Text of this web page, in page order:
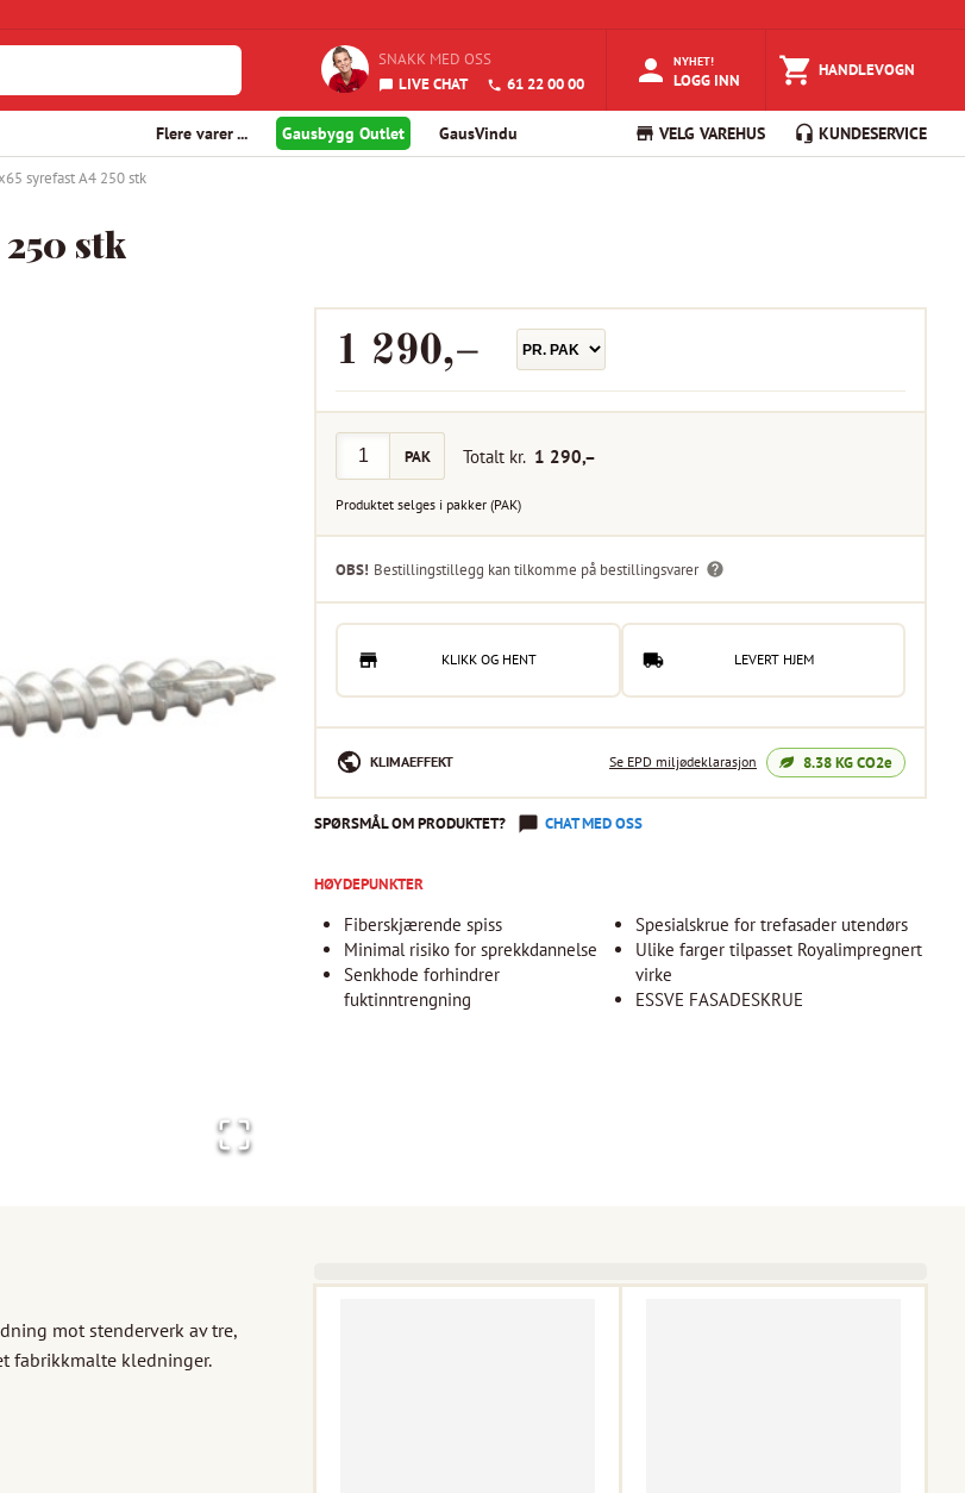
SNAKK MED OSS
LIVE CHAT
61 22 00 00
NYHET!
LOGG INN HANDLEVOGN
Flere varer ... Gausbygg Outlet GausVindu VELG VAREHUS KUNDESERVICE
syrefast A4 250 stk
stk
1 290,–
PAK Totalt kr. 1 290,–
Produktet selges i pakker (PAK)
OBS! Bestillingstillegg kan tilkomme på bestillingsvarer
KLIKK OG HENT LEVERT HJEM
KLIMAEFFEKT Se EPD miljødeklarasjon 8.38KG CO2e
SPØRSMÅL OM PRODUKTET? CHAT MED OSS
HØYDEPUNKTER
Fiberskjærende spiss
Minimal risiko for sprekkdannelse
Senkhode forhindrer
fuktinntrengning
Spesialskrue for trefasader utendørs
Ulike farger tilpasset Royalimpregnert
virke
ESSVE FASADESKRUE
mot stenderverk av tre,
fabrikkmalte kledninger.